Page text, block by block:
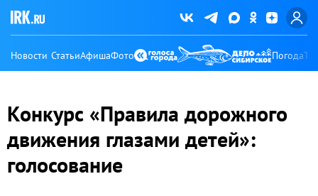
Новости СтатьиАфишаФото Погода
Конкурс «Правила дорожного
движения глазами детей»:
голосование